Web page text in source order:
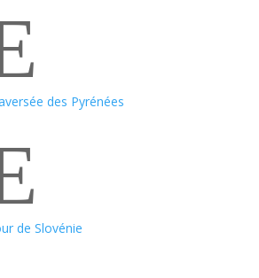
des Pyrénées
de Slovénie